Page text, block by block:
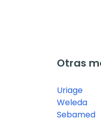
Otras
Uriage
Weleda
Sebamed